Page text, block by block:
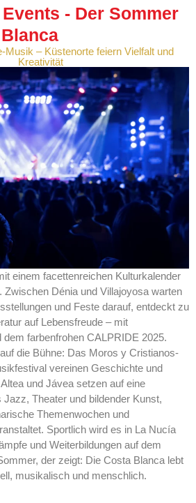
- Der Sommer
Musik – Küstenorte feiern Vielfalt und
Kreativität
einem facettenreichen Kulturkalender
Zwischen Dénia und Villajoyosa warten
und Feste darauf, entdeckt zu
auf Lebensfreude – mit
dem farbenfrohen CALPRIDE 2025.
die Bühne: Das Moros y Cristianos-
vereinen Geschichte und
und Jávea setzen auf eine
Theater und bildender Kunst,
Themenwochen und
Sportlich wird es in La Nucía
und Weiterbildungen auf dem
der zeigt: Die Costa Blanca lebt
musikalisch und menschlich.